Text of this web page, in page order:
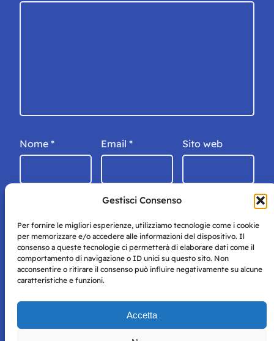
Gestisci Consenso
Per fornire le migliori esperienze, utilizziamo tecnologie come i cookie
per memorizzare e/o accedere alle informazioni del dispositivo. Il
consenso a queste tecnologie ci permetterà di elaborare dati come il
comportamento di navigazione o ID unici su questo sito. Non
acconsentire o ritirare il consenso può influire negativamente su alcune
caratteristiche e funzioni.
Accetta
Nome * Email * Sito web
Storie di Napoli è una testata registrata presso il tribunale di